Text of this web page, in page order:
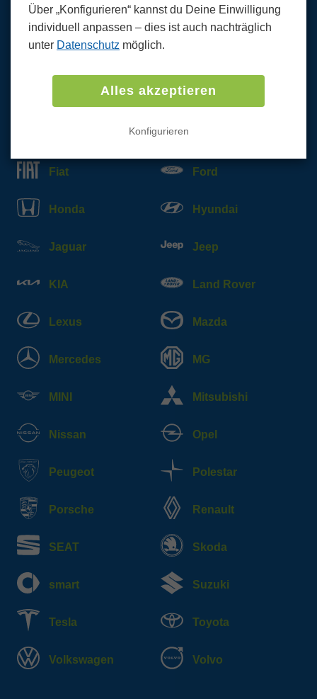
Abarth Alfa Romeo
Cupra
Fiat Ford
Honda Hyundai
Jaguar Jeep
KIA Land Rover
Lexus Mazda
Mercedes MG
MINI Mitsubishi
Nissan Opel
Peugeot Polestar
Porsche Renault
SEAT Skoda
smart Suzuki
Tesla Toyota
Volkswagen Volvo
Über „Konfigurieren“ kannst du Deine Einwilligung
individuell anpassen ‒ dies ist auch nachträglich
unter Datenschutz möglich.
Alles akzeptieren
Konfigurieren